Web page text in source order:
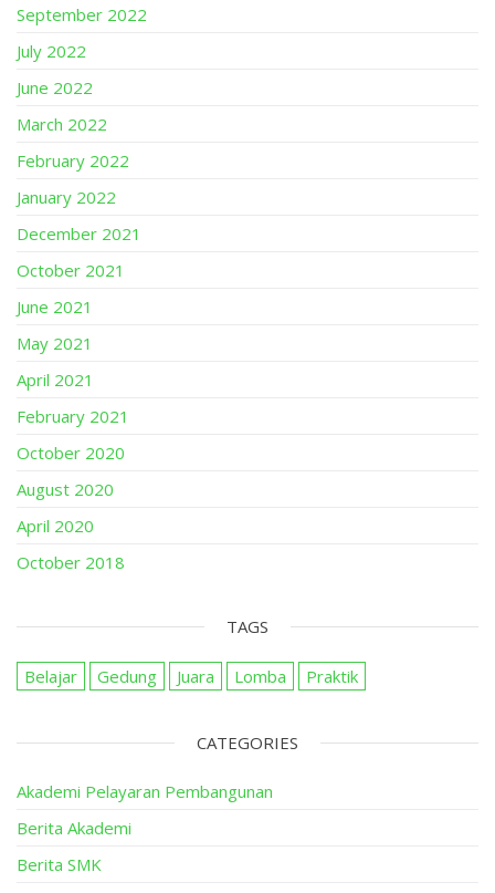
September 2022
July 2022
June 2022
March 2022
February 2022
January 2022
December 2021
October 2021
June 2021
May 2021
April 2021
February 2021
October 2020
August 2020
April 2020
October 2018
TAGS
Belajar Gedung Juara Lomba Praktik
CATEGORIES
Akademi Pelayaran Pembangunan
Berita Akademi
Berita SMK